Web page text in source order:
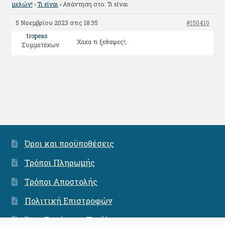
μελών! › Τι είναι › Απάντηση στο: Τι είναι
5 Νοεμβρίου 2023 στις 18:35
#150410
tropeas
Συμμετέχων
Χαχα τι ξεθαψες!;
Όροι και προϋποθέσεις
Τρόποι Πληρωμής
Τρόποι Αποστολής
Πολιτική Επιστροφών
Όροι Εγγύησης Προϊόντων